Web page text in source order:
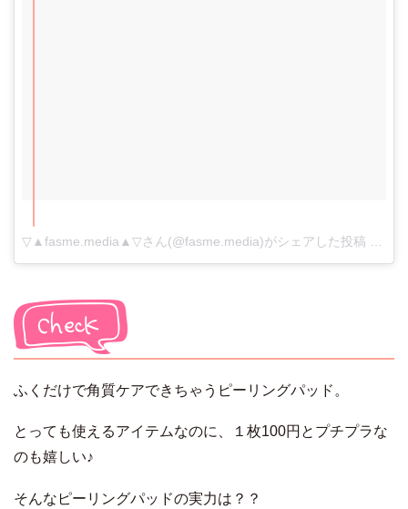
▽▲fasme.media▲▽さん(@fasme.media)がシェアした投稿
ふくだけで角質ケアできちゃうピーリングパッド。
とっても使えるアイテムなのに、１枚100円とプチプラな
のも嬉しい♪
そんなピーリングパッドの実力は？？